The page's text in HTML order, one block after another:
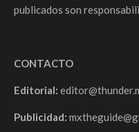
publicados son
CONTACTO
Editorial:
Publicidad: